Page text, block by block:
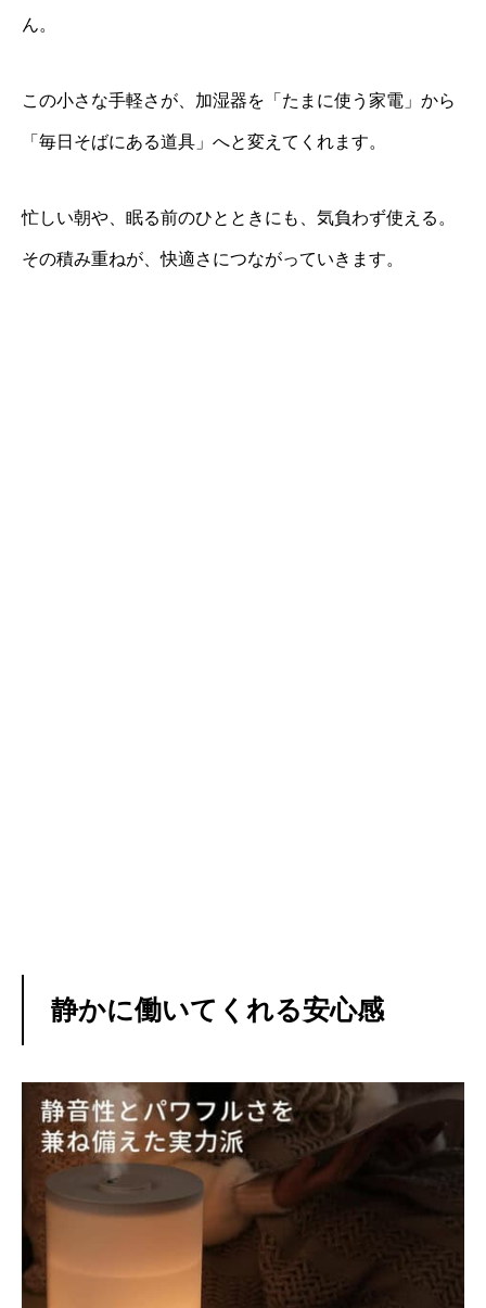
ん。
この小さな手軽さが、加湿器を「たまに使う家電」から
「毎日そばにある道具」へと変えてくれます。
忙しい朝や、眠る前のひとときにも、気負わず使える。
その積み重ねが、快適さにつながっていきます。
静かに働いてくれる安心感